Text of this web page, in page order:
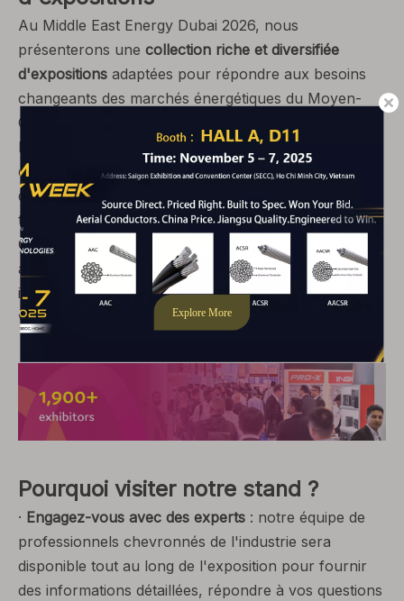
Au Middle East Energy Dubai 2026, nous
présenterons une collection riche et diversifiée
d'expositions adaptées pour répondre aux besoins
changeants des marchés énergétiques du Moyen-
Orient et du monde. Notre exposition couvrira un
large éventail de produits et de solutions de haute
qualité, tous conçus pour favoriser l'efficacité, la
durabilité et l'innovation dans la production, le
transport, la distribution et l'utilisation de l'énergie.
Que vous recherchiez des équipements énergétiques
avancés, des technologies de pointe ou des solutions
industrielles fiables, notre stand saura répondre à
vos besoins spécifiques.
Pourquoi visiter notre stand ?
· Engagez-vous avec des experts : notre équipe de
professionnels chevronnés de l'industrie sera
disponible tout au long de l'exposition pour fournir
des informations détaillées, répondre à vos questions